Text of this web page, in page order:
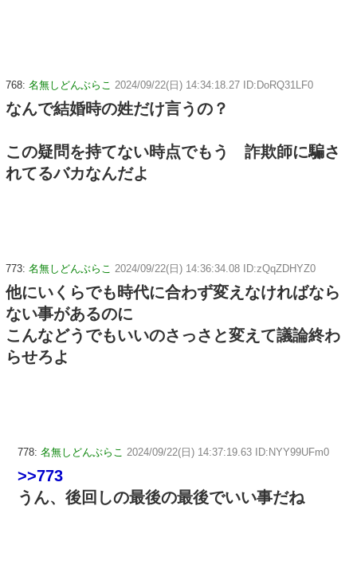
768: 名無しどんぶらこ 2024/09/22(日) 14:34:18.27 ID:DoRQ31LF0
なんで結婚時の姓だけ言うの？
この疑問を持てない時点でもう 詐欺師に騙さ
れてるバカなんだよ
773: 名無しどんぶらこ 2024/09/22(日) 14:36:34.08 ID:zQqZDHYZ0
他にいくらでも時代に合わず変えなければなら
ない事があるのに
こんなどうでもいいのさっさと変えて議論終わ
らせろよ
778: 名無しどんぶらこ 2024/09/22(日) 14:37:19.63 ID:NYY99UFm0
>>773
うん、後回しの最後の最後でいい事だね